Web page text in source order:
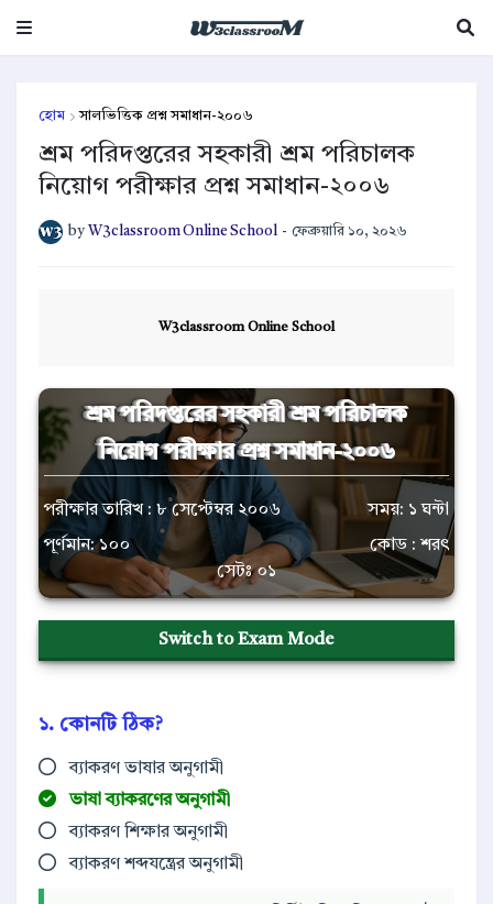
হোম সালভিত্তিক প্রশ্ন সমাধান-২০০৬
শ্রম পরিদপ্তরের সহকারী শ্রম পরিচালক
নিয়োগ পরীক্ষার প্রশ্ন সমাধান-২০০৬
by W3classroom Online School - ফেব্রুয়ারি ১০, ২০২৬
W3classroom Online School
শ্রম পরিদপ্তরের সহকারী শ্রম পরিচালক
নিয়োগ পরীক্ষার প্রশ্ন সমাধান-২০০৬
পরীক্ষার তারিখ : ৮ সেপ্টেম্বর ২০০৬
সময়: ১ ঘন্টা
পূর্ণমান: ১০০
কোড : শরৎ
সেটঃ ০১
Switch to Exam Mode
১. কোনটি ঠিক?
ব্যাকরণ ভাষার অনুগামী
ভাষা ব্যাকরণের অনুগামী
ব্যাকরণ শিক্ষার অনুগামী
ব্যাকরণ শব্দযন্ত্রের অনুগামী